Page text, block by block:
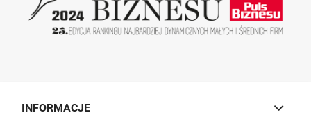
INFORMACJE